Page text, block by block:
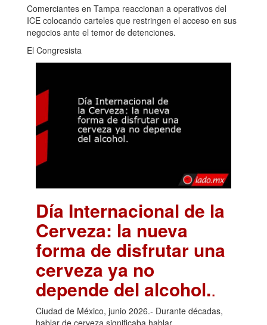
Comerciantes en Tampa reaccionan a operativos del
ICE colocando carteles que restringen el acceso en sus
negocios ante el temor de detenciones.
El Congresista
Día Internacional de la
Cerveza: la nueva
forma de disfrutar una
cerveza ya no
depende del alcohol..
Ciudad de México, junio 2026.- Durante décadas,
hablar de cerveza significaba hablar